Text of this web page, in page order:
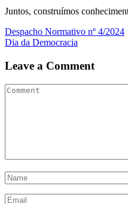
Juntos, construímos
Navegação
de
artigos
Despacho Normativo nº 4/2024
Dia da Democracia
Leave a Comment